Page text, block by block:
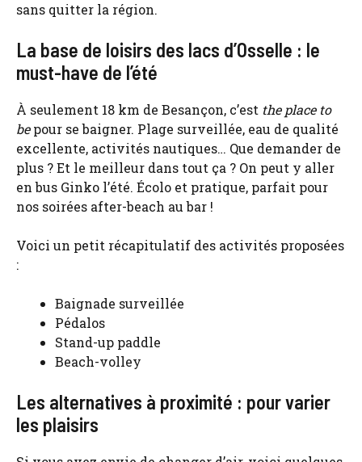
sans quitter la région.
La base de loisirs des lacs d’Osselle : le
must-have de l’été
À seulement 18 km de Besançon, c’est the place to
bepour se baigner. Plage surveillée, eau de qualité
excellente, activités nautiques… Que demander de
plus ? Et le meilleur dans tout ça ? On peut y aller
en bus Ginko l’été. Écolo et pratique, parfait pour
nos soirées after-beach au bar !
Voici un petit récapitulatif des activités proposées
:
Baignade surveillée
Pédalos
Stand-up paddle
Beach-volley
Les alternatives à proximité : pour varier
les plaisirs